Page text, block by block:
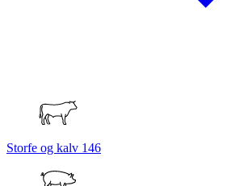
Storfe og kalv 146